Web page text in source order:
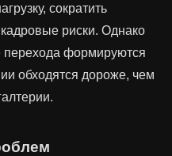
сократить
риски. Однако
перехода формируются
обходятся дороже, чем